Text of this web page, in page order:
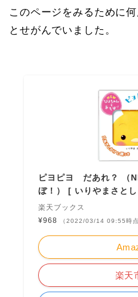
このページをみるために
とせがんでいました。
ピヨピヨ だあれ？ （
ぼ！） [ いりやまさと
楽天ブックス
¥968
（2022/03/14 09:55時
楽天